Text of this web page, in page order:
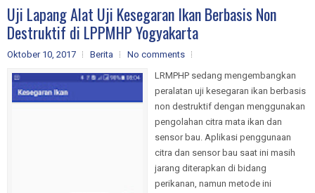
Uji Lapang Alat Uji Kesegaran Ikan Berbasis Non
Destruktif di LPPMHP Yogyakarta
Oktober 10, 2017 Berita
No comments
LRMPHP sedang mengembangkan
peralatan uji kesegaran ikan berbasis
non destruktif dengan menggunakan
pengolahan citra mata ikan dan
sensor bau. Aplikasi penggunaan
citra dan sensor bau saat ini masih
jarang diterapkan di bidang
perikanan, namun metode ini